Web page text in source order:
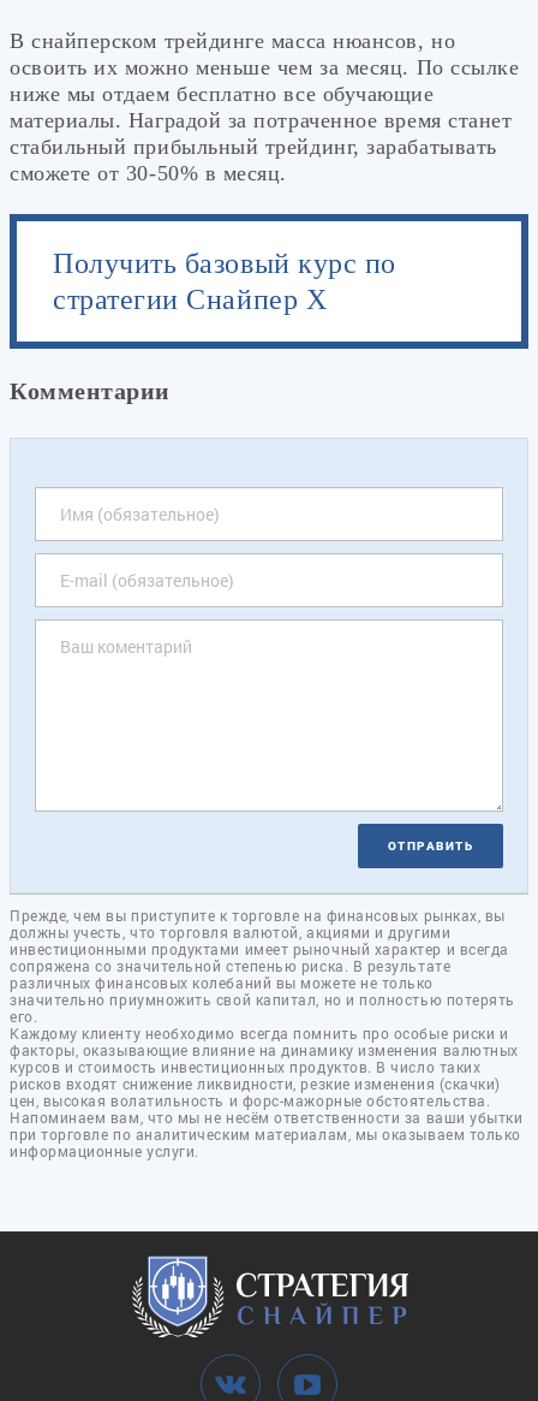
В снайперском трейдинге масса нюансов, но
освоить их можно меньше чем за месяц. По ссылке
ниже мы отдаем бесплатно все обучающие
материалы. Наградой за потраченное время станет
стабильный прибыльный трейдинг, зарабатывать
сможете от 30-50% в месяц.
Получить базовый курс по
стратегии Снайпер Х
Комментарии
ОТПРАВИТЬ
Прежде, чем вы приступите к торговле на финансовых рынках, вы
должны учесть, что торговля валютой, акциями и другими
инвестиционными продуктами имеет рыночный характер и всегда
сопряжена со значительной степенью риска. В результате
различных финансовых колебаний вы можете не только
значительно приумножить свой капитал, но и полностью потерять
его.
Каждому клиенту необходимо всегда помнить про особые риски и
факторы, оказывающие влияние на динамику изменения валютных
курсов и стоимость инвестиционных продуктов. В число таких
рисков входят снижение ликвидности, резкие изменения (скачки)
цен, высокая волатильность и форс-мажорные обстоятельства.
Напоминаем вам, что мы не несём ответственности за ваши убытки
при торговле по аналитическим материалам, мы оказываем только
информационные услуги.